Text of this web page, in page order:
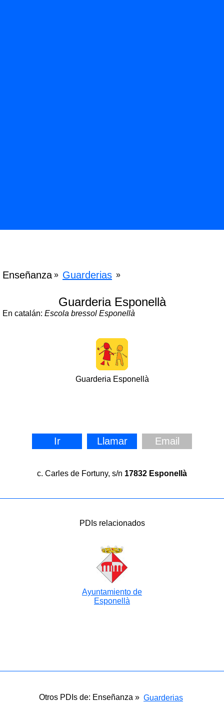
Enseñanza » Guarderias »
Guarderia Esponellà
En catalán: Escola bressol Esponellà
Guarderia Esponellà
Ir Llamar Email
c. Carles de Fortuny, s/n 17832 Esponellà
PDIs relacionados
Ayuntamiento de
Esponellà
Otros PDIs de: Enseñanza » Guarderias